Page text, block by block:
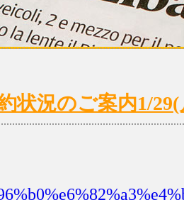
状況のご案内1/